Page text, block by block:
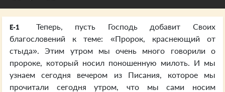
E-1
Теперь, пусть Господь добавит Своих
благословений к теме: «Пророк, краснеющий от
стыда». Этим утром мы очень много говорили о
пророке, который носил поношенную милоть. И мы
узнаем сегодня вечером из Писания, которое мы
прочитали сегодня утром, что мы сами носим